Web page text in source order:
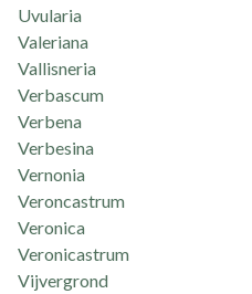
Uvularia
Valeriana
Vallisneria
Verbascum
Verbena
Verbesina
Vernonia
Veroncastrum
Veronica
Veronicastrum
Vijvergrond